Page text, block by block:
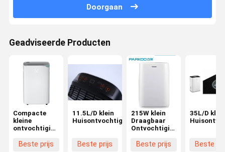
Doorgaan
Geadviseerde Producten
Compacte
kleine
ontvochtigingsapparaat
huishoudens
Beste prijs
11.5L/D klein
Huisontvochtigingstoestel
Beste prijs
215W klein
Draagbaar
Ontvochtigingstoestel
Badkamers
Beste prijs
35L/D klein
Beste